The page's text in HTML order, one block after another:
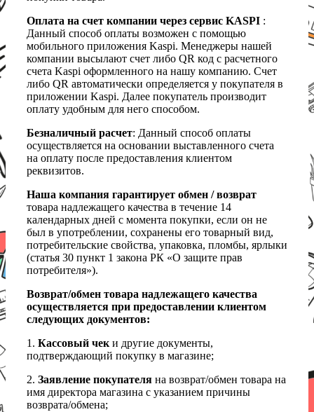
Оплата на счет компании через сервис KASPI :
Данный способ оплаты возможен с помощью
мобильного приложения Kaspi. Менеджеры нашей
компании высылают счет либо QR код с расчетного
счета Kaspi оформленного на нашу компанию. Счет
либо QR автоматически определяется у покупателя в
приложении Kaspi. Далее покупатель производит
оплату удобным для него способом.
Безналичный расчет: Данный способ оплаты
осуществляется на основании выставленного счета
на оплату после предоставления клиентом
реквизитов.
Наша компания гарантирует обмен / возврат
товара надлежащего качества в течение 14
календарных дней с момента покупки, если он не
был в употреблении, сохранены его товарный вид,
потребительские свойства, упаковка, пломбы, ярлыки
(статья 30 пункт 1 закона РК «О защите прав
потребителя»).
Возврат/обмен товара надлежащего качества
осуществляется при предоставлении клиентом
следующих документов:
1. Кассовый чек и другие документы,
подтверждающий покупку в магазине;
2. Заявление покупателя на возврат/обмен товара на
имя директора магазина с указанием причины
возврата/обмена;